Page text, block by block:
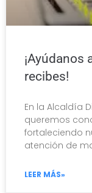
¡Ayúdanos
recibes!
En la Alcaldía
queremos
fortaleciendo
atención de
LEER MÁS»